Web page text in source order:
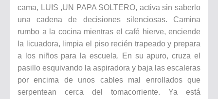
cama, LUIS ,UN PAPA SOLTERO, activa sin saberlo
una cadena de decisiones silenciosas. Camina
rumbo a la cocina mientras el café hierve, enciende
la licuadora, limpia el piso recién trapeado y prepara
a los niños para la escuela. En su apuro, cruza el
pasillo esquivando la aspiradora y baja las escaleras
por encima de unos cables mal enrollados que
serpentean cerca del tomacorriente. Ya está